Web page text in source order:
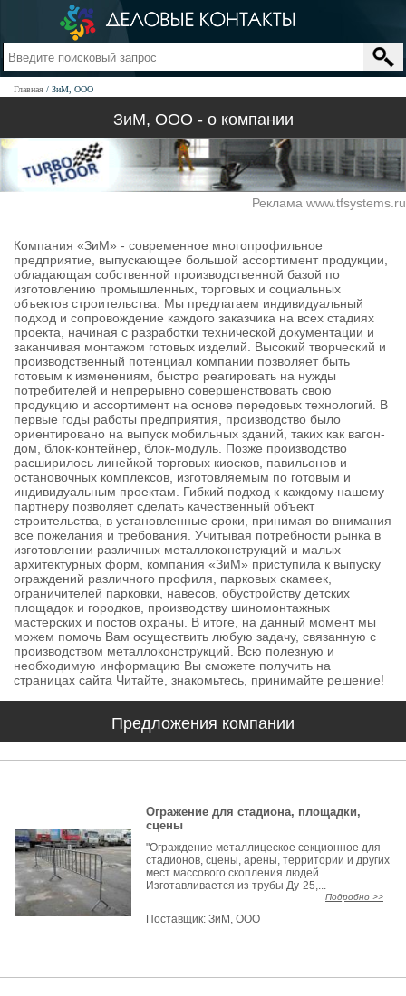
Главная ЗиМ, ООО
ЗиМ, ООО - о компании
Реклама www.tfsystems.ru
Компания «ЗиМ» - современное многопрофильное
предприятие, выпускающее большой ассортимент продукции,
обладающая собственной производственной базой по
изготовлению промышленных, торговых и социальных
объектов строительства. Мы предлагаем индивидуальный
подход и сопровождение каждого заказчика на всех стадиях
проекта, начиная с разработки технической документации и
заканчивая монтажом готовых изделий. Высокий творческий и
производственный потенциал компании позволяет быть
готовым к изменениям, быстро реагировать на нужды
потребителей и непрерывно совершенствовать свою
продукцию и ассортимент на основе передовых технологий. В
первые годы работы предприятия, производство было
ориентировано на выпуск мобильных зданий, таких как вагон-
дом, блок-контейнер, блок-модуль. Позже производство
расширилось линейкой торговых киосков, павильонов и
остановочных комплексов, изготовляемым по готовым и
индивидуальным проектам. Гибкий подход к каждому нашему
партнеру позволяет сделать качественный объект
строительства, в установленные сроки, принимая во внимания
все пожелания и требования. Учитывая потребности рынка в
изготовлении различных металлоконструкций и малых
архитектурных форм, компания «ЗиМ» приступила к выпуску
ограждений различного профиля, парковых скамеек,
ограничителей парковки, навесов, обустройству детских
площадок и городков, производству шиномонтажных
мастерских и постов охраны. В итоге, на данный момент мы
можем помочь Вам осуществить любую задачу, связанную с
производством металлоконструкций. Всю полезную и
необходимую информацию Вы сможете получить на
страницах сайта Читайте, знакомьтесь, принимайте решение!
Предложения компании
Огражение для стадиона, площадки,
сцены
"Ограждение металлицеское секционное для
стадионов, сцены, арены, территории и других
мест массового скопления людей.
Изготавливается из трубы Ду-25,...
Подробно >>
Поставщик:ЗиМ, ООО